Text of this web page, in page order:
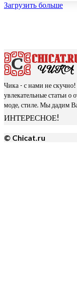
Загрузить больше
Чика - с нами не
увлекательные статьи
моде, стиле. Мы дадим
ИНТЕРЕСНОЕ!
© Chicat.ru